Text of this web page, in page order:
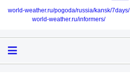
world-weather.ru/pogoda/russia/kansk/7days/
world-weather.ru/informers/